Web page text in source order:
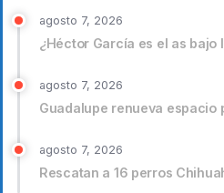
agosto 7, 2026
¿Héctor García es el as bajo
agosto 7, 2026
Guadalupe renueva espacio
agosto 7, 2026
Rescatan a 16 perros